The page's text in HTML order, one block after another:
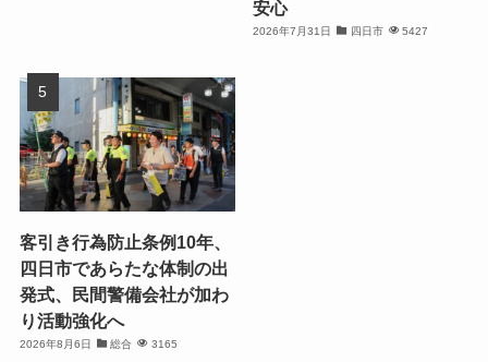
安心
2026年7月31日 四日市 5427
客引き行為防止条例10年、
四日市であらたな体制の出
発式、民間警備会社が加わ
り活動強化へ
2026年8月6日 総合 3165